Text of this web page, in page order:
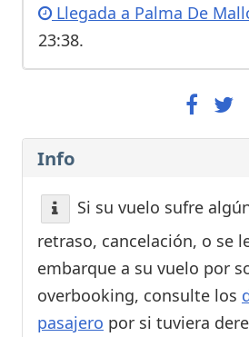
Llegada a Palma De
23:38.
Info
Si su vuelo sufre
retraso, cancelación, o se
embarque a su vuelo por
overbooking, consulte los
pasajero por si tuviera